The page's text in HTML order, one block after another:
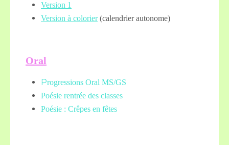
Version 1
Version à colorier(calendrier autonome)
Oral
Progressions Oral MS/GS
Poésie rentrée des classes
Poésie : Crêpes en fêtes